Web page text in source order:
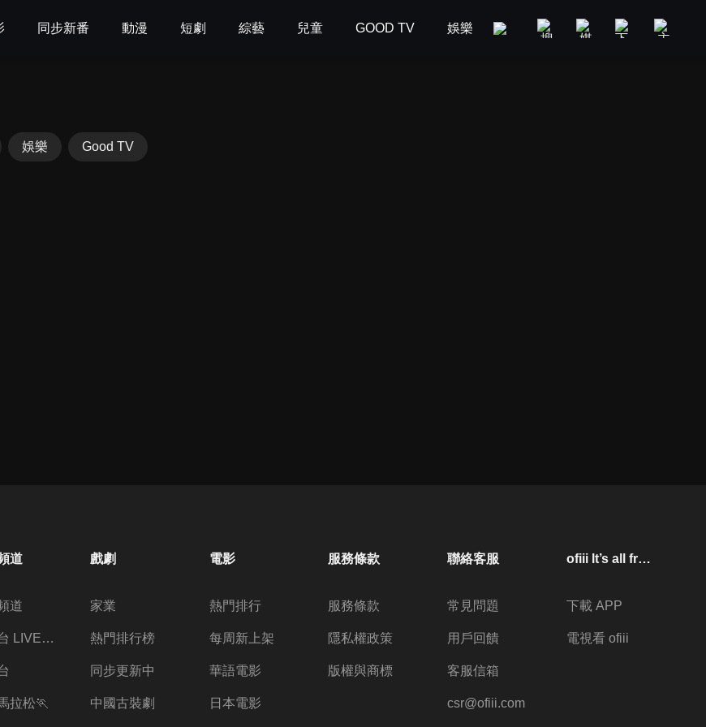
同步新番 動漫 短劇 綜藝 兒童 GOOD TV 娛樂 美食旅遊 新聞政論
娛樂 Good TV
道
道
新聞台 LIVE 直播
拉松🏃
戲劇
家業
熱門排行榜
同步更新中
中國古裝劇
電影
熱門排行
每周新上架
華語電影
日本電影
服務條款
服務條款
隱私權政策
版權與商標
聯絡客服
常見問題
用戶回饋
客服信箱
csr@ofiii.com
ofiii lt’s all free
下載 APP
電視看 ofiii